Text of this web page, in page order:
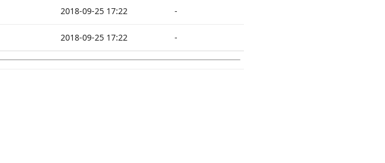
2018-09-25 17:22 -
2018-09-25 17:22 -